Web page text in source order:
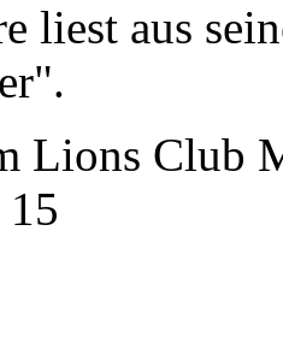
liest aus
Lions Club
15